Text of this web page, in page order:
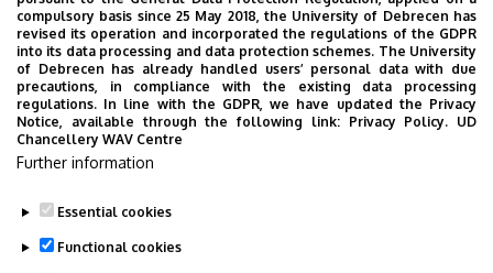
körút 98.
Épület Ophthalmology Clinic
Emelet, ajtó ground floor (right side wing)
Weboldal
Last update: 2026. 07. 14. 10:10
compulsory basis since 25 May 2018, the University of Debrecen has
revised its operation and incorporated the regulations of the GDPR
into its data processing and data protection schemes. The University
of Debrecen has already handled users’ personal data with due
precautions, in compliance with the existing data processing
regulations. In line with the GDPR, we have updated the Privacy
Notice, available through the following link: Privacy Policy. UD
Chancellery WAV Centre
Further information
Essential cookies
Functional cookies